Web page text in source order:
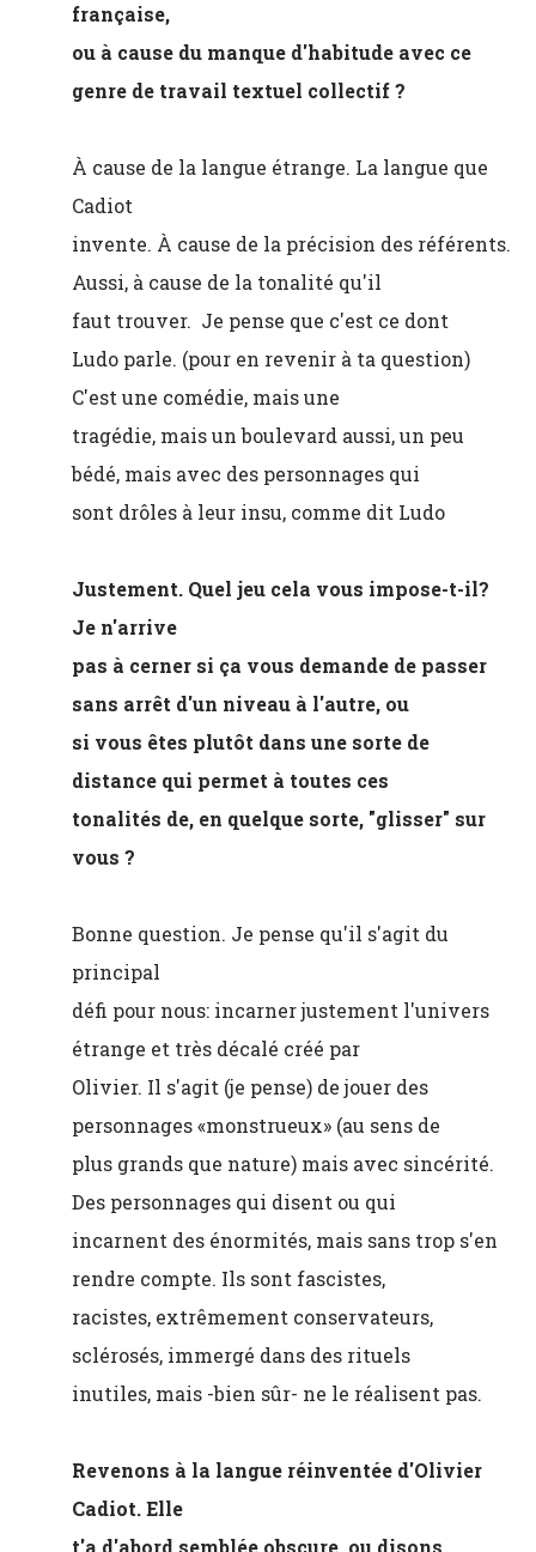
française,
ou à cause du manque d'habitude avec ce
genre de travail textuel collectif ?
À cause de la langue étrange. La langue que
Cadiot
invente. À cause de la précision des référents.
Aussi, à cause de la tonalité qu'il
faut trouver. Je pense que c'est ce dont
Ludo parle. (pour en revenir à ta question)
C'est une comédie, mais une
tragédie, mais un boulevard aussi, un peu
bédé, mais avec des personnages qui
sont drôles à leur insu, comme dit Ludo
Justement. Quel jeu cela vous impose-t-il?
Je n'arrive
pas à cerner si ça vous demande de passer
sans arrêt d'un niveau à l'autre, ou
si vous êtes plutôt dans une sorte de
distance qui permet à toutes ces
tonalités de, en quelque sorte, "glisser" sur
vous ?
Bonne question. Je pense qu'il s'agit du
principal
défi pour nous: incarner justement l'univers
étrange et très décalé créé par
Olivier. Il s'agit (je pense) de jouer des
personnages «monstrueux» (au sens de
plus grands que nature) mais avec sincérité.
Des personnages qui disent ou qui
incarnent des énormités, mais sans trop s'en
rendre compte. Ils sont fascistes,
racistes, extrêmement conservateurs,
sclérosés, immergé dans des rituels
inutiles, mais -bien sûr- ne le réalisent pas.
Revenons à la langue réinventée d'Olivier
Cadiot. Elle
t'a d'abord semblée obscure, ou disons